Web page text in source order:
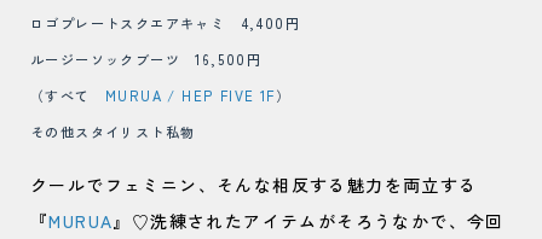
ロゴプレートスクエアキャミ 4,400円
ルージーソックブーツ 16,500円
（すべて MURUA / HEP FIVE 1F）
その他スタイリスト私物
クールでフェミニン、そんな相反する魅力を両立する
『MURUA 』♡洗練されたアイテムがそろうなかで、今回